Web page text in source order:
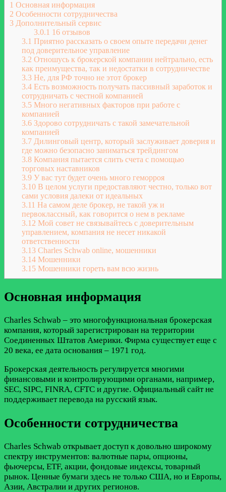
1 Основная информация
2 Особенности сотрудничества
3 Дополнительный сервис
3.0.1 16 отзывов
3.1 Приятно рассказать о своем опыте передачи денег
под доверительное управление
3.2 Отношусь к брокерской компании нейтрально, есть
как преимущества, так и недостатки в сотрудничестве
3.3 Не, для РФ точно не этот брокер
3.4 Есть возможность получать пассивный заработок и
сотрудничать с честной компанией
3.5 Много негативных факторов при работе с
компанией
3.6 Здорово сотрудничать с такой замечательной
компанией
3.7 Дилинговый центр, который заслуживает доверия и
где можно безопасно заниматься трейдингом
3.8 Компания пытается слить счета с помощью
торговых наставников
3.9 У вас тут будет очень много геморроя
3.10 В целом услуги предоставляют честно, только вот
сами условия далеки от идеальных
3.11 На самом деле брокер, не такой уж и
первоклассный, как говорится о нем в рекламе
3.12 Мой совет не связывайтесь с доверительным
управлением, компания не несет никакой
ответственности
3.13 Charles Schwab online, мошенники
3.14 Мошенники
3.15 Мошенники гореть вам всю жизнь
Основная информация
Charles Schwab – это многофункциональная брокерская
компания, который зарегистрирован на территории
Соединенных Штатов Америки. Фирма существует еще с
20 века, ее дата основания – 1971 год.
Брокерская деятельность регулируется многими
финансовыми и контролирующими органами, например,
SEC, SIPC, FINRA, CFTC и другие. Официальный сайт не
поддерживает перевода на русский язык.
Особенности сотрудничества
Charles Schwab открывает доступ к довольно широкому
спектру инструментов: валютные пары, опционы,
фьючерсы, ETF, акции, фондовые индексы, товарный
рынок. Ценные бумаги здесь не только США, но и Европы,
Азии, Австралии и других регионов.